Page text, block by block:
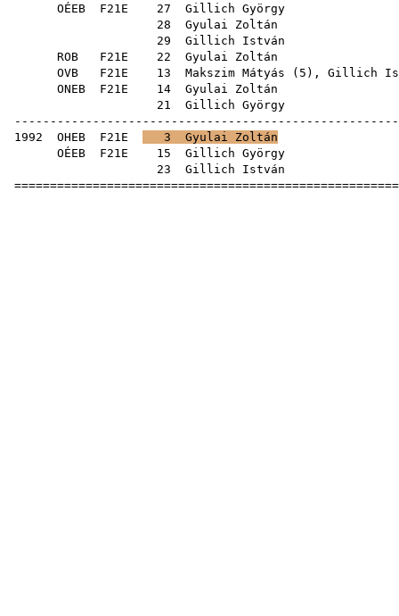
OÉEB F21E 27
Gillich György
28
Gyulai Zoltán
29
Gillich István
ROB F21E 22
Gyulai Zoltán
OVB F21E 13 Makszim Mátyás ( 5 ), Gillich
ONEB F21E 14
Gyulai Zoltán
21
Gillich György
1992 OHEB F21E 3
Gyulai Zoltán
OÉEB F21E 15
Gillich György
23
Gillich István